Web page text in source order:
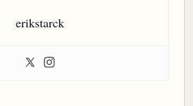
erikstarck